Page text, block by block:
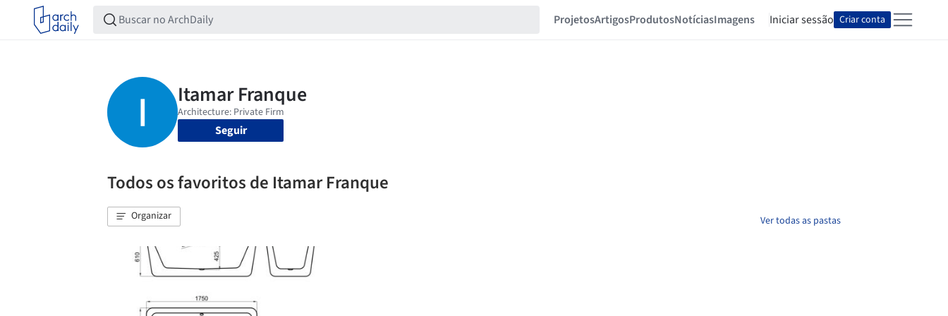
ProjetosArtigosProdutosNotíciasImagens Iniciar sessão Criar conta
Seguir
Todos os favoritos de Itamar Franque
Organizar Ver todas as pastas